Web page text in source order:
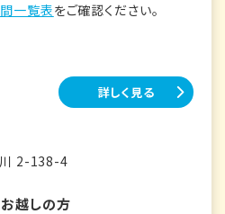
一覧表をご確認ください。
詳しく見る
2-138-4
越しの方